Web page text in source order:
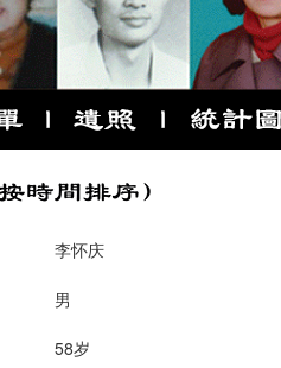
李怀庆
男
58岁